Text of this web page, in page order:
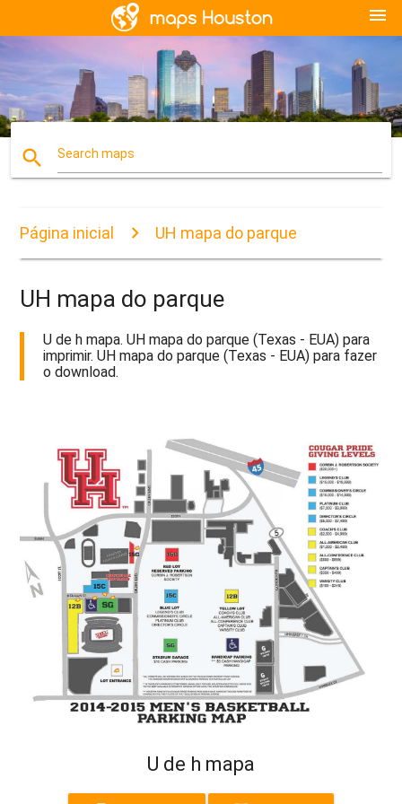
menu
search Search maps
Página inicial UH mapa do parque
UH mapa do parque
U de h mapa. UH mapa do parque (Texas - EUA) para
imprimir. UH mapa do parque (Texas - EUA) para fazer
o download.
U de h mapa